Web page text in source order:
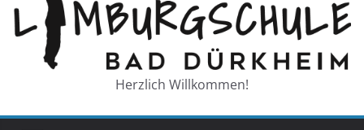
Herzlich Willkommen!